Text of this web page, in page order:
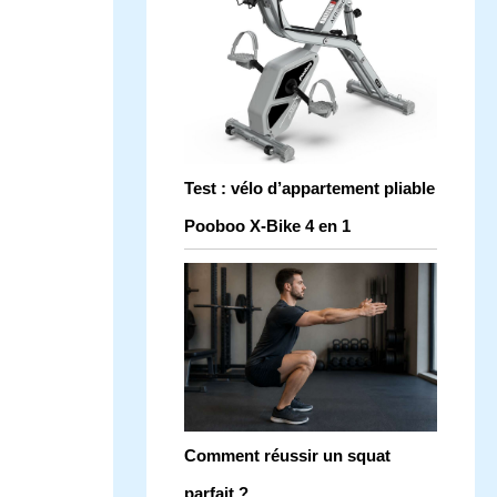
Test : vélo d’appartement pliable
Pooboo X-Bike 4 en 1
Comment réussir un squat